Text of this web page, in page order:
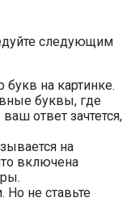
следующим
на картинке.
буквы, где
ответ зачтется,
на
включена
Но не ставьте